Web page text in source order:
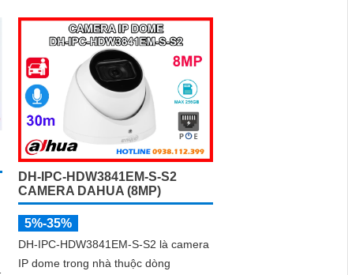
đến hình ảnh sắc nét, chất lượng full
HD cho việc giám sát
DH-IPC-HDW3841EM-S-S2
CAMERA DAHUA (8MP)
5%-35%
DH-IPC-HDW3841EM-S-S2 là camera
IP dome trong nhà thuộc dòng